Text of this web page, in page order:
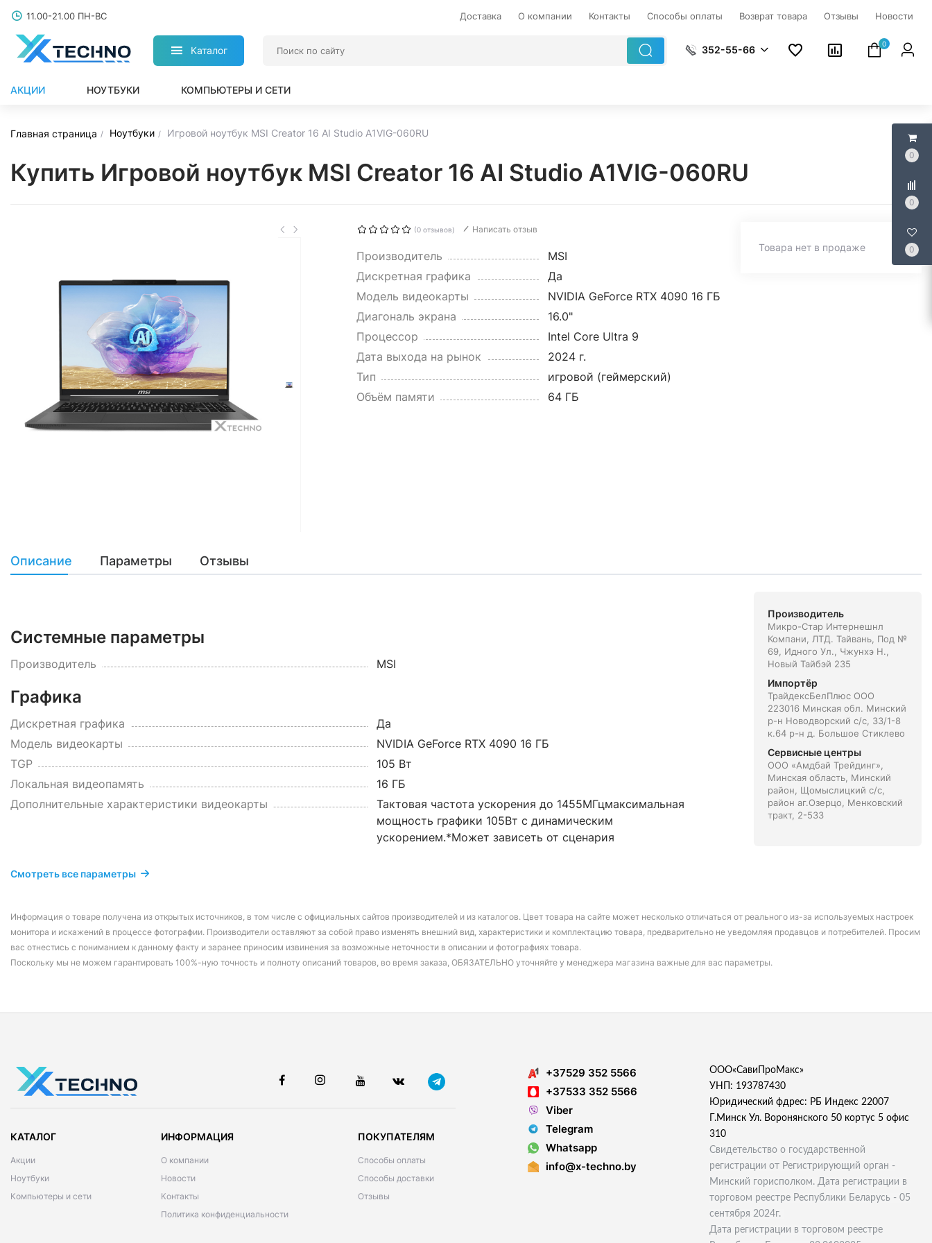
0
0
0
11.00-21.00 ПН-ВС Доставка О компании Контакты Способы оплаты Возврат товара Отзывы Новости
Каталог 352-55-66
0
АКЦИИ НОУТБУКИ КОМПЬЮТЕРЫ И СЕТИ
Главная страница Ноутбуки Игровой ноутбук MSI Creator 16 AI Studio A1VIG-060RU
Купить Игровой ноутбук MSI Creator 16 AI Studio A1VIG-060RU
(0 отзывов) Написать отзыв
Производитель
MSI
Дискретная графика
Да
Модель видеокарты
NVIDIA GeForce RTX 4090 16 ГБ
Диагональ экрана
16.0"
Процессор
Intel Core Ultra 9
Дата выхода на рынок
2024 г.
Тип
игровой (геймерский)
Объём памяти
64 ГБ
Товара нет в продаже
Описание Параметры Отзывы
Системные параметры
Производитель MSI
Графика
Дискретная графика
Да
Модель видеокарты
NVIDIA GeForce RTX 4090 16 ГБ
TGP
105 Вт
Локальная видеопамять
16 ГБ
Дополнительные характеристики видеокарты
Тактовая частота ускорения до 1455МГцмаксимальная
мощность графики 105Вт с динамическим
ускорением.*Может зависеть от сценария
Смотреть все параметры
Производитель
Микро-Стар Интернешнл
Компани, ЛТД. Тайвань, Под №
69, Идного Ул., Чжунхэ Н.,
Новый Тайбэй 235
Импортёр
ТрайдексБелПлюс ООО
223016 Минская обл. Минский
р-н Новодворский с/с, 33/1-8
к.64 р-н д. Большое Стиклево
Сервисные центры
ООО «Амдбай Трейдинг»,
Минская область, Минский
район, Щомыслицкий с/с,
район аг.Озерцо, Менковский
тракт, 2-533
Информация о товаре получена из открытых источников, в том числе с официальных сайтов производителей и из каталогов. Цвет товара на сайте может несколько отличаться от реального из-за используемых настроек
монитора и искажений в процессе фотографии. Производители оставляют за собой право изменять внешний вид, характеристики и комплектацию товара, предварительно не уведомляя продавцов и потребителей. Просим
вас отнестись с пониманием к данному факту и заранее приносим извинения за возможные неточности в описании и фотографиях товара.
Поскольку мы не можем гарантировать 100%-ную точность и полноту описаний товаров, во время заказа, ОБЯЗАТЕЛЬНО уточняйте у менеджера магазина важные для вас параметры.
КАТАЛОГ
Акции
Ноутбуки
Компьютеры и сети
ИНФОРМАЦИЯ
О компании
Новости
Контакты
Политика конфиденциальности
ПОКУПАТЕЛЯМ
Способы оплаты
Способы доставки
Отзывы
+37529 352 5566
+37533 352 5566
Viber
Telegram
Whatsapp
info@x-techno.by
ООО«СавиПроМакс»
УНП: 193787430
Юридический фдрес: РБ Индекс 22007
Г.Минск Ул. Воронянского 50 кортус 5 офис
310
Свидетельство о государственной
регистрации от Регистрирующий орган -
Минский горисполком. Дата регистрации в
торговом реестре Республики Беларусь - 05
сентября 2024г.
Дата регистрации в торговом реестре